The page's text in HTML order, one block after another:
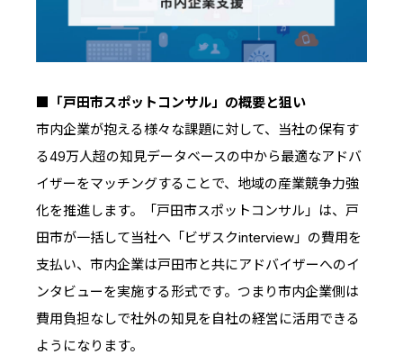
■「戸田市スポットコンサル」の概要と狙い
市内企業が抱える様々な課題に対して、当社の保有す
る49万人超の知見データベースの中から最適なアドバ
イザーをマッチングすることで、地域の産業競争力強
化を推進します。「戸田市スポットコンサル」は、戸
田市が一括して当社へ「ビザスクinterview」の費用を
支払い、市内企業は戸田市と共にアドバイザーへのイ
ンタビューを実施する形式です。つまり市内企業側は
費用負担なしで社外の知見を自社の経営に活用できる
ようになります。